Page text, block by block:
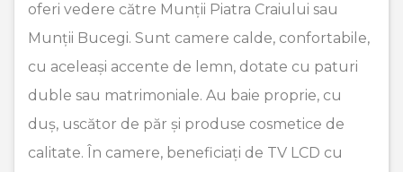
oferi vedere către Munții Piatra Craiului sau
Munții Bucegi. Sunt camere calde, confortabile,
cu aceleași accente de lemn, dotate cu paturi
duble sau matrimoniale. Au baie proprie, cu
duș, uscător de păr și produse cosmetice de
calitate. În camere, beneficiați de TV LCD cu